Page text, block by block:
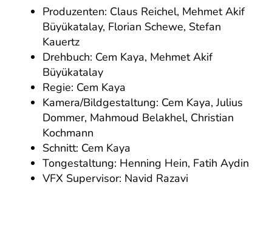
Produzenten: Claus Reichel, Mehmet Akif
Büyükatalay, Florian Schewe, Stefan
Kauertz
Drehbuch: Cem Kaya, Mehmet Akif
Büyükatalay
Regie: Cem Kaya
Kamera/Bildgestaltung: Cem Kaya, Julius
Dommer, Mahmoud Belakhel, Christian
Kochmann
Schnitt: Cem Kaya
Tongestaltung: Henning Hein, Fatih Aydin
VFX Supervisor: Navid Razavi